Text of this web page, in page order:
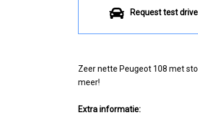
Request test drive
Zeer nette Peugeot 108 met
meer!
Extra informatie: